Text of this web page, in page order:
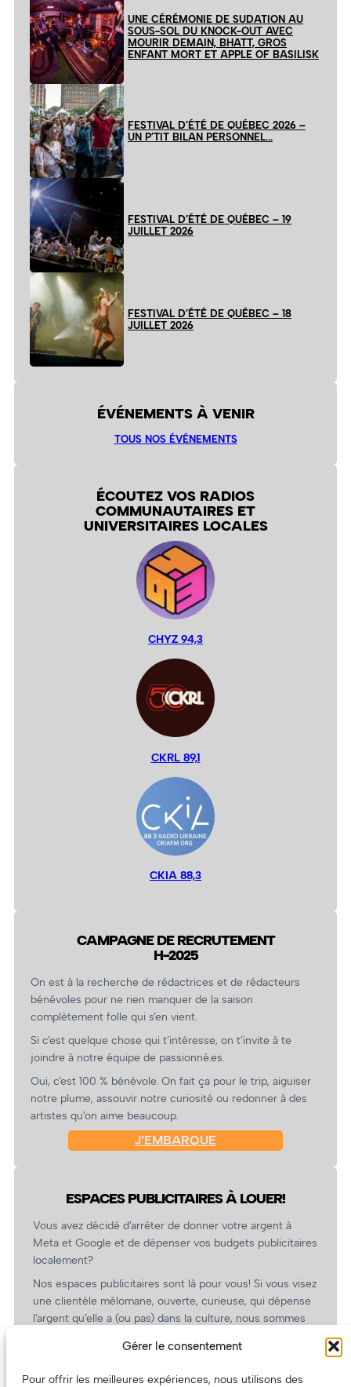
Gérer le consentement
Pour offrir les meilleures expériences, nous utilisons des
UNE CÉRÉMONIE DE SUDATION AU
SOUS-SOL DU KNOCK-OUT AVEC
MOURIR DEMAIN, BHATT, GROS
ENFANT MORT ET APPLE OF BASILISK
FESTIVAL D’ÉTÉ DE QUÉBEC 2026 –
UN P’TIT BILAN PERSONNEL…
FESTIVAL D’ÉTÉ DE QUÉBEC – 19
JUILLET 2026
FESTIVAL D’ÉTÉ DE QUÉBEC – 18
JUILLET 2026
ÉVÉNEMENTS À VENIR
TOUS NOS ÉVÉNEMENTS
ÉCOUTEZ VOS RADIOS
COMMUNAUTAIRES ET
UNIVERSITAIRES LOCALES
CHYZ 94,3
CKRL 89,1
CKIA 88,3
CAMPAGNE DE RECRUTEMENT
H-2025
On est à la recherche de rédactrices et de rédacteurs
bénévoles pour ne rien manquer de la saison
complètement folle qui s’en vient.
Si c’est quelque chose qui t’intéresse, on t’invite à te
joindre à notre équipe de passionné.es.
Oui, c’est 100 % bénévole. On fait ça pour le trip, aiguiser
notre plume, assouvir notre curiosité ou redonner à des
artistes qu’on aime beaucoup.
J’EMBARQUE
ESPACES PUBLICITAIRES À LOUER!
Vous avez décidé d’arrêter de donner votre argent à
Meta et Google et de dépenser vos budgets publicitaires
localement?
Nos espaces publicitaires sont là pour vous! Si vous visez
une clientèle mélomane, ouverte, curieuse, qui dépense
l’argent qu’elle a (ou pas) dans la culture, nous sommes
revient.